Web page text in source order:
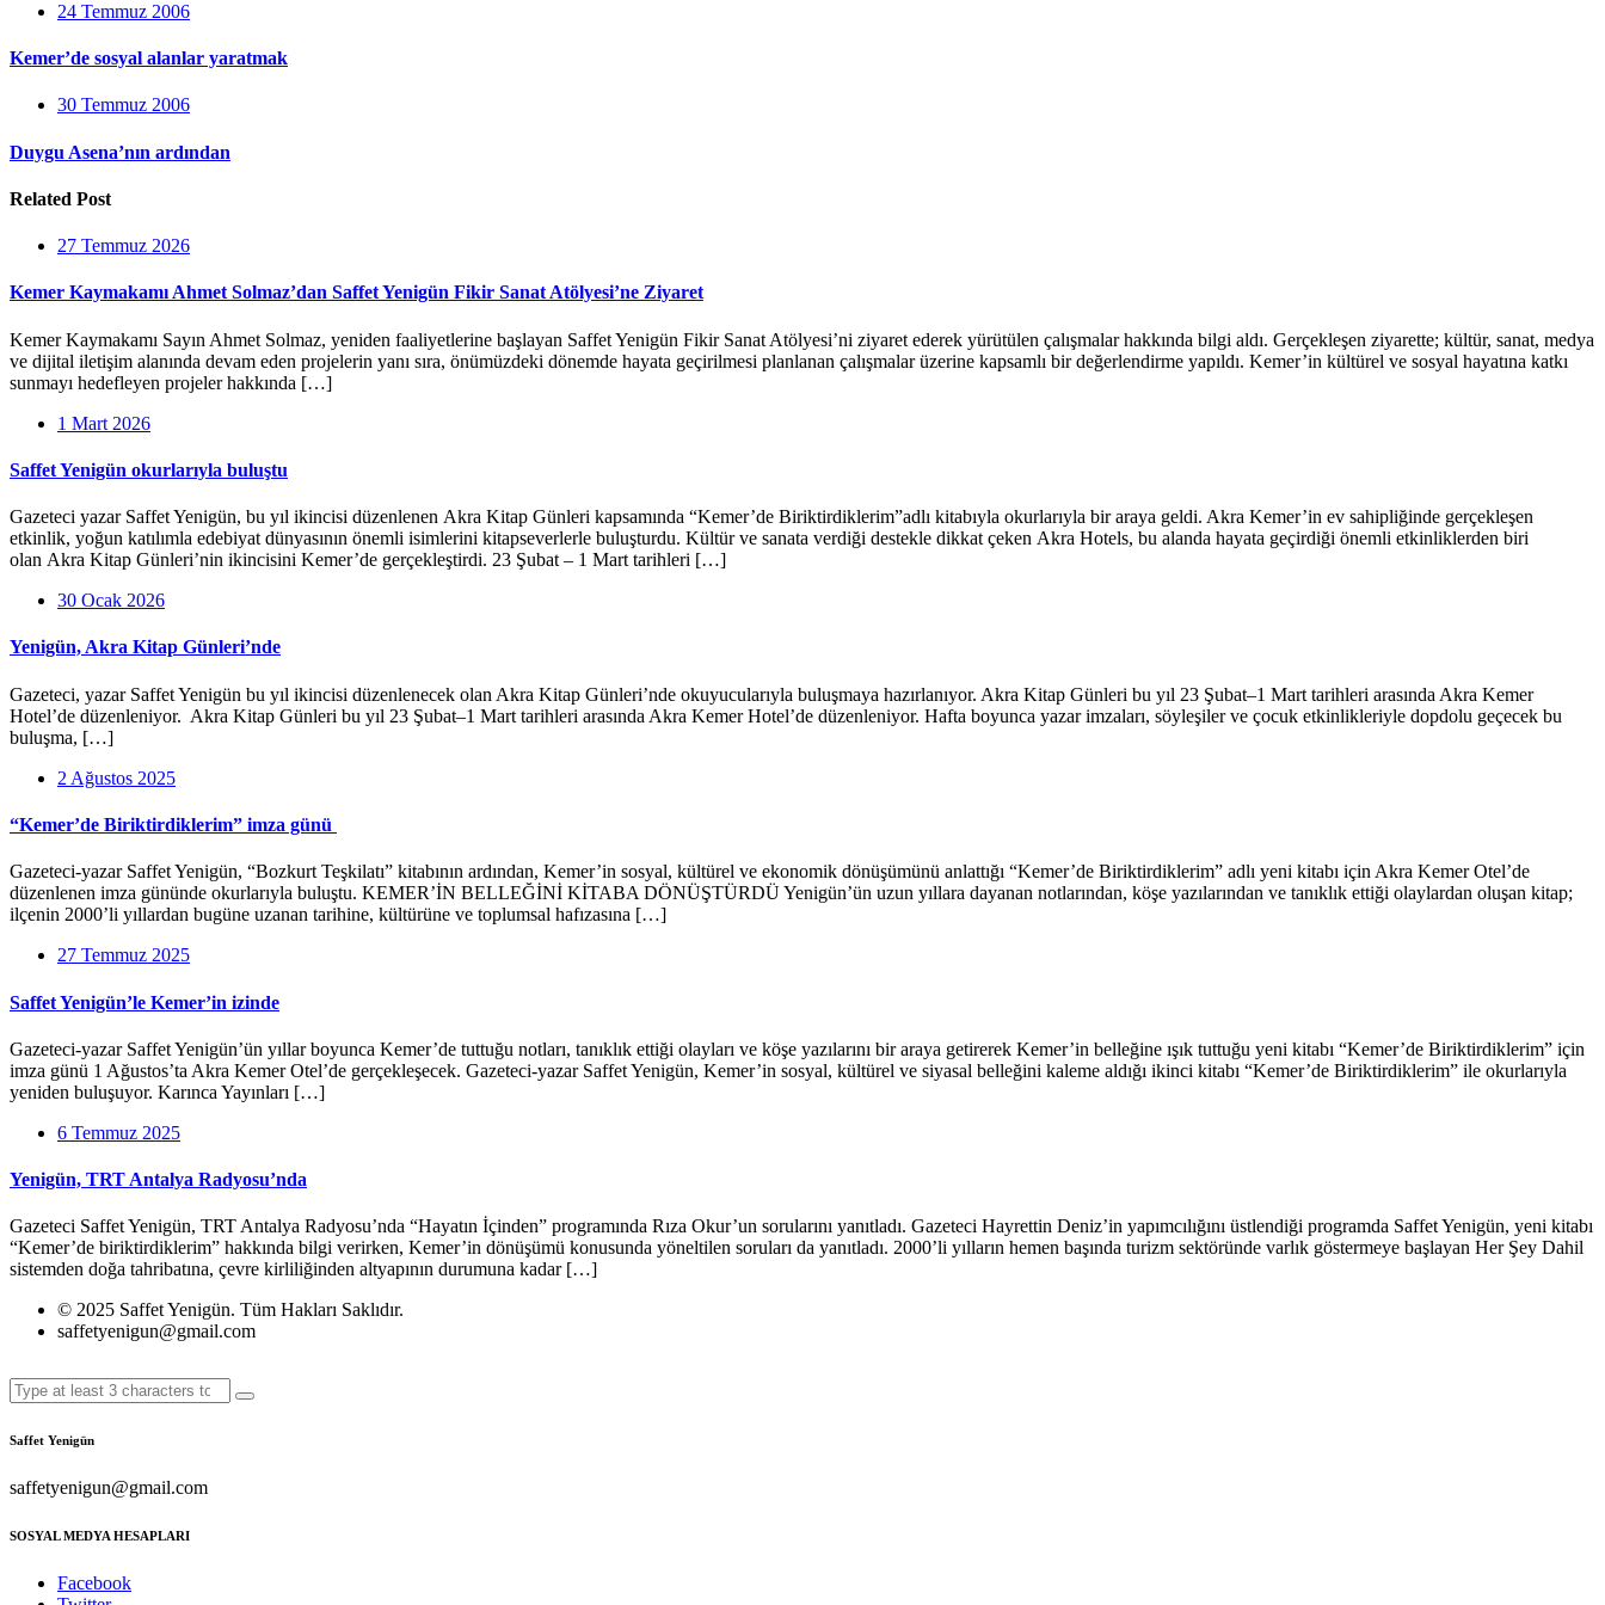
24 Temmuz 2006
Kemer’de sosyal alanlar yaratmak
30 Temmuz 2006
Duygu Asena’nın ardından
Related Post
27 Temmuz 2026
Kemer Kaymakamı Ahmet Solmaz’dan Saffet Yenigün Fikir Sanat Atölyesi’ne Ziyaret
Kemer Kaymakamı Sayın Ahmet Solmaz, yeniden faaliyetlerine başlayan Saffet Yenigün Fikir Sanat Atölyesi’ni ziyaret ederek yürütülen çalışmalar hakkında bilgi aldı. Gerçekleşen ziyarette; kültür, sanat, medya
ve dijital iletişim alanında devam eden projelerin yanı sıra, önümüzdeki dönemde hayata geçirilmesi planlanan çalışmalar üzerine kapsamlı bir değerlendirme yapıldı. Kemer’in kültürel ve sosyal hayatına katkı
sunmayı hedefleyen projeler hakkında […]
1 Mart 2026
Saffet Yenigün okurlarıyla buluştu
Gazeteci yazar Saffet Yenigün, bu yıl ikincisi düzenlenen Akra Kitap Günleri kapsamında “Kemer’de Biriktirdiklerim”adlı kitabıyla okurlarıyla bir araya geldi. Akra Kemer’in ev sahipliğinde gerçekleşen
etkinlik, yoğun katılımla edebiyat dünyasının önemli isimlerini kitapseverlerle buluşturdu. Kültür ve sanata verdiği destekle dikkat çeken Akra Hotels, bu alanda hayata geçirdiği önemli etkinliklerden biri
olan Akra Kitap Günleri’nin ikincisini Kemer’de gerçekleştirdi. 23 Şubat – 1 Mart tarihleri […]
30 Ocak 2026
Yenigün, Akra Kitap Günleri’nde
Gazeteci, yazar Saffet Yenigün bu yıl ikincisi düzenlenecek olan Akra Kitap Günleri’nde okuyucularıyla buluşmaya hazırlanıyor. Akra Kitap Günleri bu yıl 23 Şubat–1 Mart tarihleri arasında Akra Kemer
Hotel’de düzenleniyor. Akra Kitap Günleri bu yıl 23 Şubat–1 Mart tarihleri arasında Akra Kemer Hotel’de düzenleniyor. Hafta boyunca yazar imzaları, söyleşiler ve çocuk etkinlikleriyle dopdolu geçecek bu
buluşma, […]
2 Ağustos 2025
“Kemer’de Biriktirdiklerim” imza günü
Gazeteci-yazar Saffet Yenigün, “Bozkurt Teşkilatı” kitabının ardından, Kemer’in sosyal, kültürel ve ekonomik dönüşümünü anlattığı “Kemer’de Biriktirdiklerim” adlı yeni kitabı için Akra Kemer Otel’de
düzenlenen imza gününde okurlarıyla buluştu. KEMER’İN BELLEĞİNİ KİTABA DÖNÜŞTÜRDÜ Yenigün’ün uzun yıllara dayanan notlarından, köşe yazılarından ve tanıklık ettiği olaylardan oluşan kitap;
ilçenin 2000’li yıllardan bugüne uzanan tarihine, kültürüne ve toplumsal hafızasına […]
27 Temmuz 2025
Saffet Yenigün’le Kemer’in izinde
Gazeteci-yazar Saffet Yenigün’ün yıllar boyunca Kemer’de tuttuğu notları, tanıklık ettiği olayları ve köşe yazılarını bir araya getirerek Kemer’in belleğine ışık tuttuğu yeni kitabı “Kemer’de Biriktirdiklerim” için
imza günü 1 Ağustos’ta Akra Kemer Otel’de gerçekleşecek. Gazeteci-yazar Saffet Yenigün, Kemer’in sosyal, kültürel ve siyasal belleğini kaleme aldığı ikinci kitabı “Kemer’de Biriktirdiklerim” ile okurlarıyla
yeniden buluşuyor. Karınca Yayınları […]
6 Temmuz 2025
Yenigün, TRT Antalya Radyosu’nda
Gazeteci Saffet Yenigün, TRT Antalya Radyosu’nda “Hayatın İçinden” programında Rıza Okur’un sorularını yanıtladı. Gazeteci Hayrettin Deniz’in yapımcılığını üstlendiği programda Saffet Yenigün, yeni kitabı
“Kemer’de biriktirdiklerim” hakkında bilgi verirken, Kemer’in dönüşümü konusunda yöneltilen soruları da yanıtladı. 2000’li yılların hemen başında turizm sektöründe varlık göstermeye başlayan Her Şey Dahil
sistemden doğa tahribatına, çevre kirliliğinden altyapının durumuna kadar […]
© 2025 Saffet Yenigün. Tüm Hakları Saklıdır.
saffetyenigun@gmail.com
Saffet Yenigün
saffetyenigun@gmail.com
SOSYAL MEDYA HESAPLARI
Facebook